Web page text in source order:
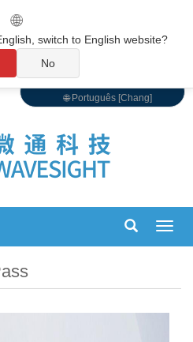
🌐 Português [Chang]
🌐
switch to English website?
No